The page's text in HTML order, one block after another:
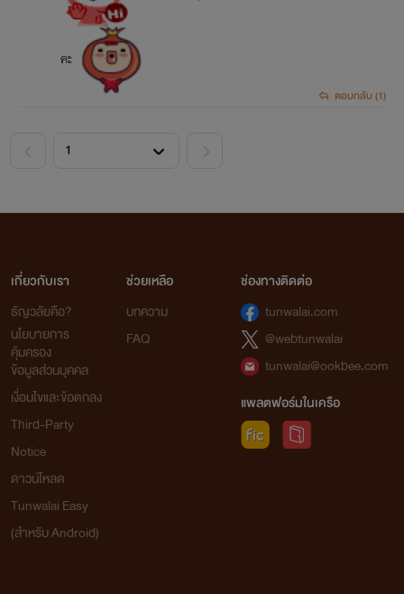
คะ
ตอบกลับ (1)
เกี่ยวกับเรา
ธัญวลัยคือ?
นโยบายการ
คุ้มครอง
ข้อมูลส่วนบุคคล
เงื่อนไขและข้อตกลง
Third-Party
Notice
ดาวน์โหลด
Tunwalai Easy
(สำหรับ Android)
ช่วยเหลือ
บทความ
FAQ
ช่องทางติดต่อ
tunwalai.com
@webtunwalai
tunwalai@ookbee.com
แพลตฟอร์มในเครือ